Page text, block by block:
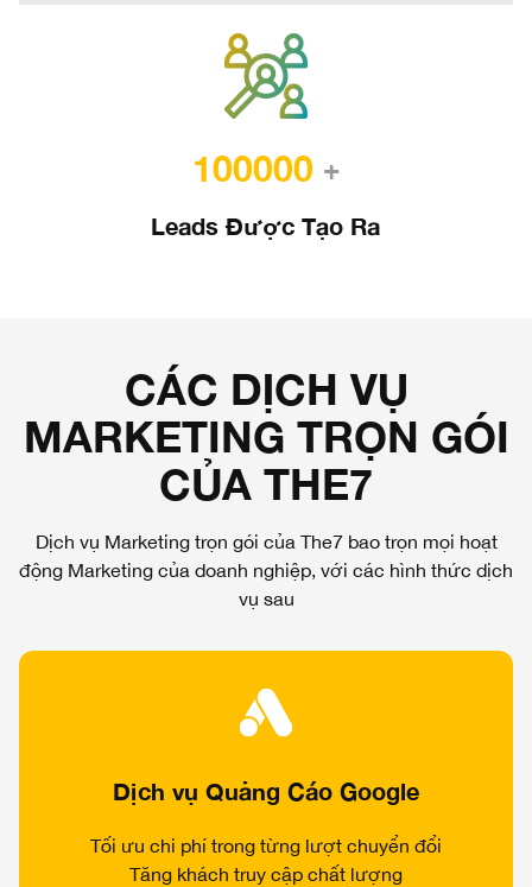
100000 +
Leads Được Tạo Ra
CÁC DỊCH VỤ
MARKETING TRỌN GÓI
CỦA THE7
Dịch vụ Marketing trọn gói của The7 bao trọn mọi hoạt
động Marketing của doanh nghiệp, với các hình thức dịch
vụ sau
Dịch vụ Quảng Cáo Google
Tối ưu chi phí trong từng lượt chuyển đổi
Tăng khách truy cập chất lượng